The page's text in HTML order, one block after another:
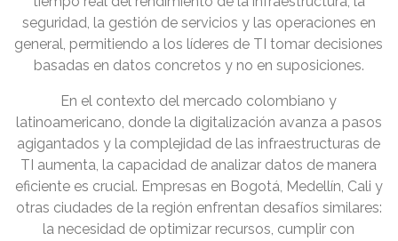
seguridad, la gestión de servicios y las operaciones en
general, permitiendo a los líderes de TI tomar decisiones
basadas en datos concretos y no en suposiciones.
En el contexto del mercado colombiano y
latinoamericano, donde la digitalización avanza a pasos
agigantados y la complejidad de las infraestructuras de
TI aumenta, la capacidad de analizar datos de manera
eficiente es crucial. Empresas en Bogotá, Medellín, Cali y
otras ciudades de la región enfrentan desafíos similares:
la necesidad de optimizar recursos, cumplir con